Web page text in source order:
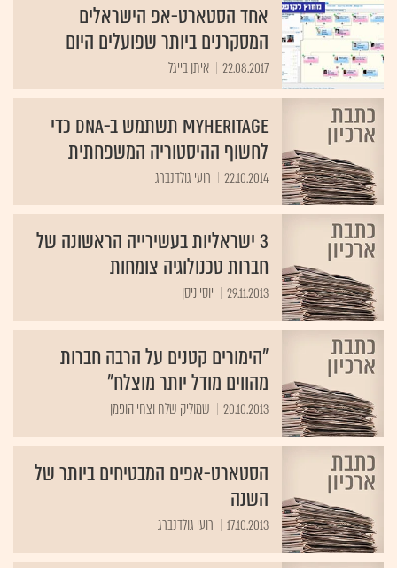
אחד הסטארט-אפ הישראלים
המסקרנים ביותר שפועלים היום
22.08.2017 איתן בייגל
MyHeritage תשתמש ב-DNA כדי
לחשוף ההיסטוריה המשפחתית
22.10.2014 רועי גולדנברג
3 ישראליות בעשירייה הראשונה של
חברות טכנולוגיה צומחות
29.11.2013 יוסי ניסן
"הימורים קטנים על הרבה חברות
מהווים מודל יותר מוצלח"
20.10.2013 שמוליק שלח וצחי הופמן
הסטארט-אפים המבטיחים ביותר של
השנה
17.10.2013 רועי גולדנברג